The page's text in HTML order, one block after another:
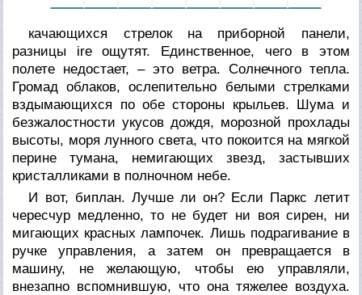
качающихся стрелок на приборной панели,
разницы ire ощутят. Единственное, чего в этом
полете недостает, – это ветра. Солнечного тепла.
Громад облаков, ослепительно белыми стрелками
вздымающихся по обе стороны крыльев. Шума и
безжалостности укусов дождя, морозной прохлады
высоты, моря лунного света, что покоится на мягкой
перине тумана, немигающих звезд, застывших
кристалликами в полночном небе.
И вот, биплан. Лучше ли он? Если Паркс летит
чересчур медленно, то не будет ни воя сирен, ни
мигающих красных лампочек. Лишь подрагивание в
ручке управления, а затем он превращается в
машину, не желающую, чтобы ею управляли,
внезапно вспомнившую, что она тяжелее воздуха.